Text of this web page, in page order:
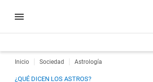
Inicio Sociedad Astrología
¿QUÉ DICEN LOS ASTROS?